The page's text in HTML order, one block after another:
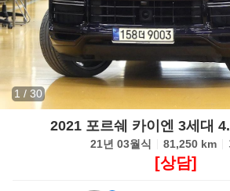
1 / 30
2021 포르쉐 카이엔 3세대
21년 03월식 81,250 km
[상담]